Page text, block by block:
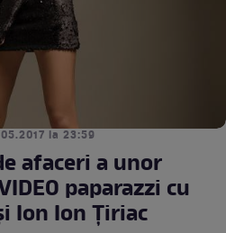
la 23:59
afaceri a unor
paparazzi cu
Ion Ion Țiriac